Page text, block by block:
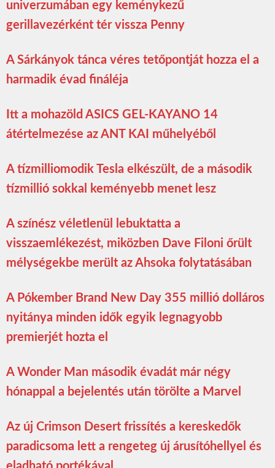
univerzumában egy keménykezű
gerillavezérként tér vissza Penny
A Sárkányok tánca véres tetőpontját hozza el a
harmadik évad fináléja
Itt a mohazöld ASICS GEL-KAYANO 14
átértelmezése az ANT KAI műhelyéből
A tízmilliomodik Tesla elkészült, de a második
tízmillió sokkal keményebb menet lesz
A színész véletlenül lebuktatta a
visszaemlékezést, miközben Dave Filoni őrült
mélységekbe merült az Ahsoka folytatásában
A Pókember Brand New Day 355 millió dolláros
nyitánya minden idők egyik legnagyobb
premierjét hozta el
A Wonder Man második évadát már négy
hónappal a bejelentés után törölte a Marvel
Az új Crimson Desert frissítés a kereskedők
paradicsoma lett a rengeteg új árusítóhellyel és